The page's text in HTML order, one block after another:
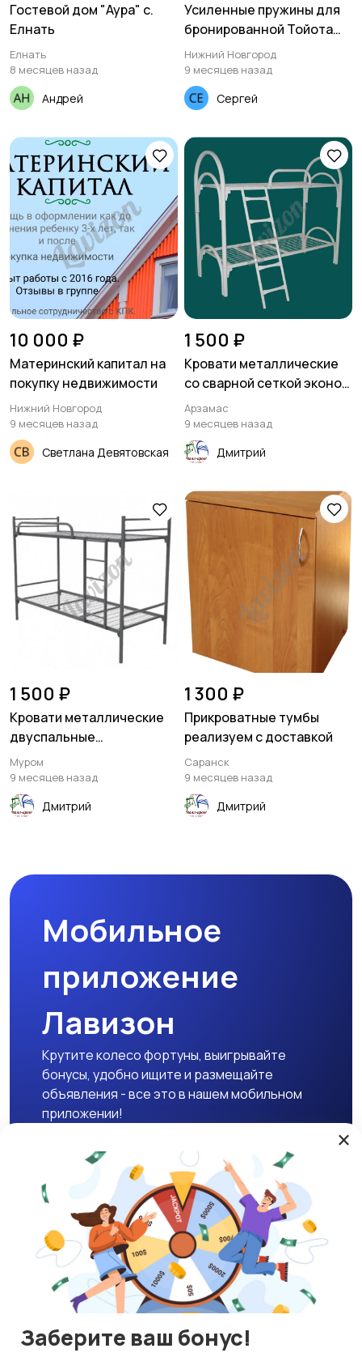
Гостевой дом "Аура" с.
Елнать
Елнать
8 месяцев назад
Андрей
Усиленные пружины для
бронированной Тойота
Камри
Нижний Новгород
9 месяцев назад
Сергей
10 000 ₽
Материнский капитал на
покупку недвижимости
Нижний Новгород
9 месяцев назад
Светлана Девятовская
1 500 ₽
Кровати металлические
со сварной сеткой эконом
класса
Арзамас
9 месяцев назад
Дмитрий
1 500 ₽
Кровати металлические
двуспальные
многоярусные
Муром
9 месяцев назад
Дмитрий
1 300 ₽
Прикроватные тумбы
реализуем с доставкой
Саранск
9 месяцев назад
Дмитрий
Мобильное
приложение
Лавизон
Крутите колесо фортуны, выигрывайте
бонусы, удобно ищите и размещайте
объявления - все это в нашем мобильном
приложении!
Скачать APK
Магазины Блог
О нас
Служба поддержки
☕ Поддержать проект
×
Заберите ваш бонус!